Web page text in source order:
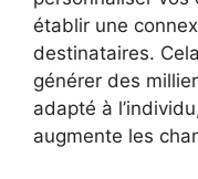
établir une
destinataires.
générer des
adapté à
augmente les